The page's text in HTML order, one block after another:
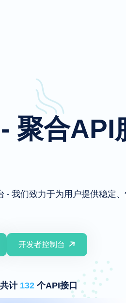
聚合API
- 我们致力于为用户提供稳定
开发者控制台
计 132 个API接口